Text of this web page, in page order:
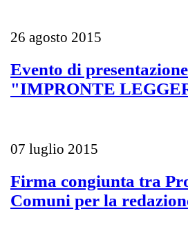
26 agosto 2015
Evento di
"IMPRONTE
07 luglio 2015
Firma congiunta tra
Comuni per la